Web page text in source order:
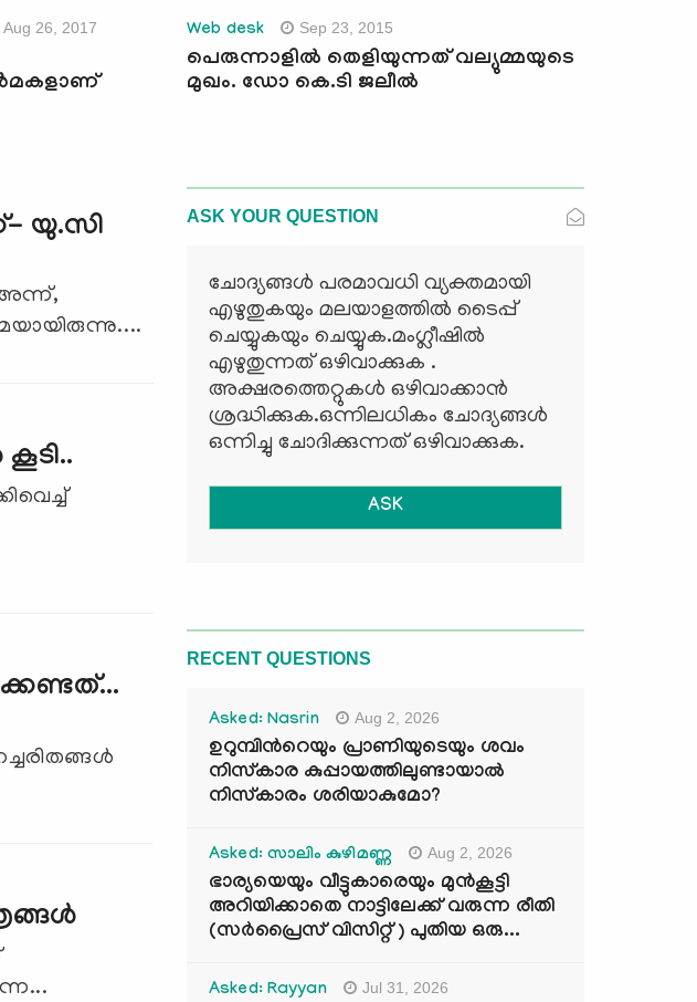
Aug 26, 2017 Web desk Sep 23, 2015
പെരുന്നാളില്‍ തെളിയുന്നത് വല്യുമ്മയുടെ
മുഖം. ഡോ കെ.ടി ജലീല്‍
യു.സി
അന്ന്,
ASK YOUR QUESTION
ചോദ്യങ്ങള്‍ പരമാവധി വ്യക്തമായി
എഴുതുകയും മലയാളത്തില്‍ ടൈപ്പ്
ചെയ്യുകയും ചെയ്യുക.മംഗ്ലീഷില്‍
എഴുതുന്നത് ഒഴിവാക്കുക .
അക്ഷരത്തെറ്റുകള്‍ ഒഴിവാക്കാന്‍
ശ്രദ്ധിക്കുക.ഒന്നിലധികം ചോദ്യങ്ങള്‍
ഒന്നിച്ചു ചോദിക്കുന്നത് ഒഴിവാക്കുക.
ASK
RECENT QUESTIONS
Asked: Nasrin Aug 2, 2026
ഉറുമ്പിന്‍റെയും പ്രാണിയുടെയും ശവം
നിസ്കാര കുപ്പായത്തിലുണ്ടായാൽ
നിസ്കാരം ശരിയാകുമോ?
Asked: സാലിം കുഴിമണ്ണ Aug 2, 2026
ഭാര്യയെയും വീട്ടുകാരെയും മുൻകൂട്ടി
അറിയിക്കാതെ നാട്ടിലേക്ക് വരുന്ന രീതി
(സർപ്രൈസ് വിസിറ്റ് ) പുതിയ ഒരു...
Asked: Rayyan Jul 31, 2026